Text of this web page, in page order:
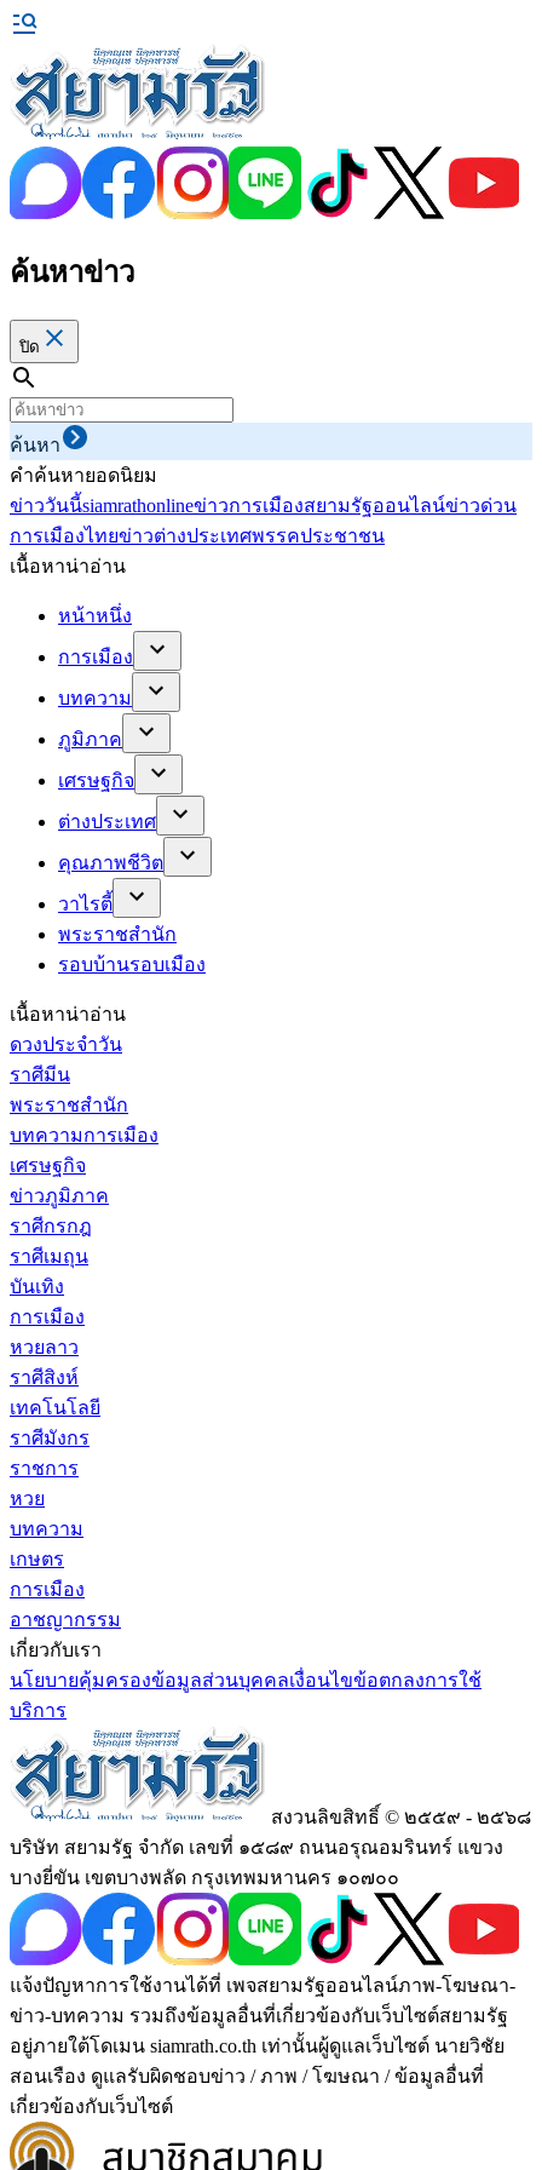
ค้นหาข่าว
ปิด
ค้นหา
คำค้นหายอดนิยม
ข่าววันนี้siamrathonlineข่าวการเมืองสยามรัฐออนไลน์ข่าวด่วน
การเมืองไทยข่าวต่างประเทศพรรคประชาชน
เนื้อหาน่าอ่าน
หน้าหนึ่ง
การเมือง
บทความ
ภูมิภาค
เศรษฐกิจ
ต่างประเทศ
คุณภาพชีวิต
วาไรตี้
พระราชสำนัก
รอบบ้านรอบเมือง
เนื้อหาน่าอ่าน
ดวงประจำวัน
ราศีมีน
พระราชสำนัก
บทความการเมือง
เศรษฐกิจ
ข่าวภูมิภาค
ราศีกรกฎ
ราศีเมถุน
บันเทิง
การเมือง
หวยลาว
ราศีสิงห์
เทคโนโลยี
ราศีมังกร
ราชการ
หวย
บทความ
เกษตร
การเมือง
อาชญากรรม
เกี่ยวกับเรา
นโยบายคุ้มครองข้อมูลส่วนบุคคลเงื่อนไขข้อตกลงการใช้
บริการ
สงวนลิขสิทธิ์ © ๒๕๕๙ - ๒๕๖๘
บริษัท สยามรัฐ จำกัด เลขที่ ๑๕๘๙ ถนนอรุณอมรินทร์ แขวง
บางยี่ขัน เขตบางพลัด กรุงเทพมหานคร ๑๐๗๐๐
แจ้งปัญหาการใช้งานได้ที่ เพจสยามรัฐออนไลน์ภาพ-โฆษณา-
ข่าว-บทความ รวมถึงข้อมูลอื่นที่เกี่ยวข้องกับเว็บไซต์สยามรัฐ
อยู่ภายใต้โดเมน siamrath.co.th เท่านั้นผู้ดูแลเว็บไซต์ นายวิชัย
สอนเรือง ดูแลรับผิดชอบข่าว / ภาพ / โฆษณา / ข้อมูลอื่นที่
เกี่ยวข้องกับเว็บไซต์